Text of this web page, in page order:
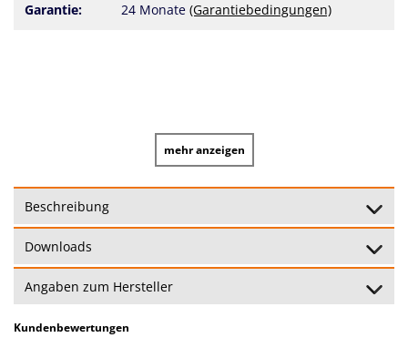
Garantie: 24 Monate (Garantiebedingungen)
mehr anzeigen
Beschreibung
Downloads
Angaben zum Hersteller
Kundenbewertungen